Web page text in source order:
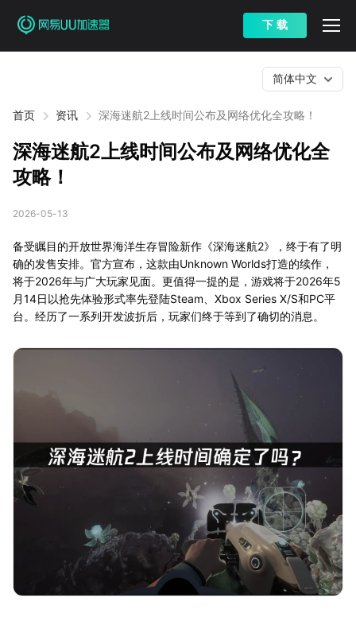
下 载
首页 资讯 深海迷航2上线时间公布及网络优化全攻略！
简体中文
深海迷航2上线时间公布及网络优化全
攻略！
2026-05-13
备受瞩目的开放世界海洋生存冒险新作《深海迷航2》，终于有了明
确的发售安排。官方宣布，这款由Unknown Worlds打造的续作，
将于2026年与广大玩家见面。更值得一提的是，游戏将于2026年5
月14日以抢先体验形式率先登陆Steam、Xbox Series X/S和PC平
台。经历了一系列开发波折后，玩家们终于等到了确切的消息。